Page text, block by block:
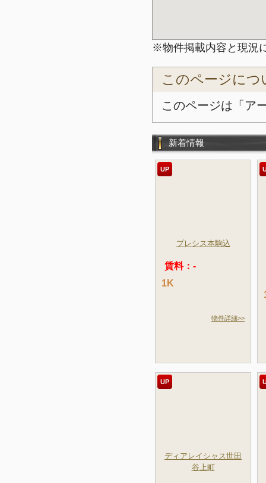
※物件掲載内容と現況
このページにつ
このページは「ア
新着情報
UP
プレシス本駒込
賃料：-
1K
物件詳細>>
UP
ディアレイシャス世田
谷上町